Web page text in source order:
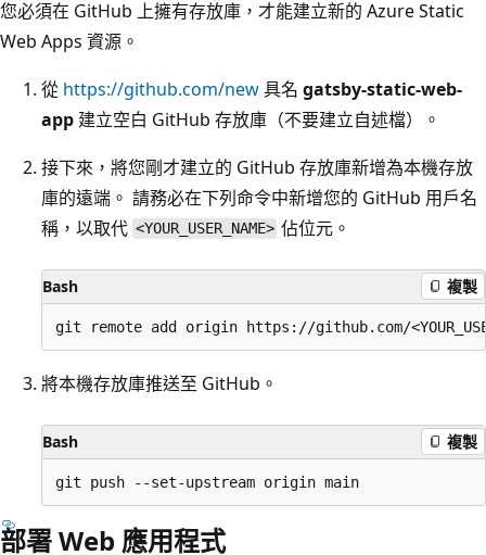
您必須在 GitHub 上擁有存放庫，才能建立新的 Azure Static
Web Apps 資源。
從 https://github.com/new具名 gatsby-static-web-
app 建立空白 GitHub 存放庫（不要建立自述檔）。
接下來，將您剛才建立的 GitHub 存放庫新增為本機存放
庫的遠端。 請務必在下列命令中新增您的 GitHub 用戶名
稱，以取代 <YOUR_USER_NAME> 佔位元。
Bash 複製
將本機存放庫推送至 GitHub。
Bash 複製
部署 Web 應用程式